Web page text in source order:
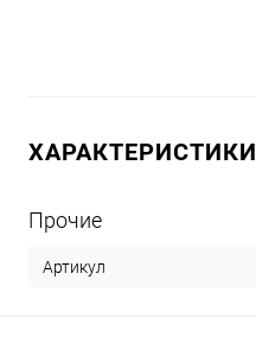
ХАРАКТЕРИСТИКИ
Прочие
Артикул